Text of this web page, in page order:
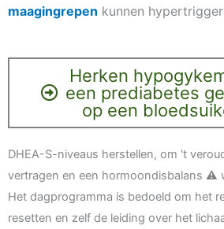
maagingrepen kunnen
Herken
een prediabetes
op een
DHEA-S-niveaus herstellen, om 't
vertragen en een hormoondisbalans ⚠️
Het dagprogramma is bedoeld om het
resetten en zelf de leiding over het